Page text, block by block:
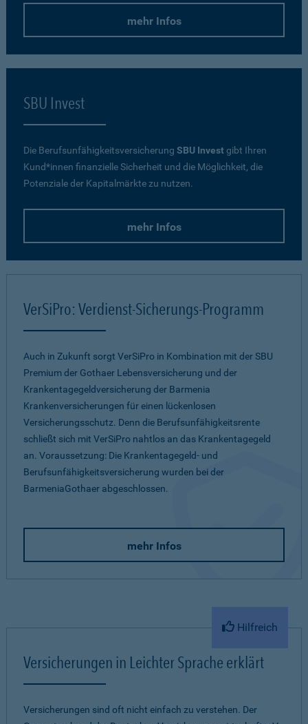
mehr Infos
SBU Invest
Die Berufsunfähigkeitsversicherung SBU Investgibt Ihren
Kund*innen finanzielle Sicherheit und die Möglichkeit, die
Potenziale der Kapitalmärkte zu nutzen.
mehr Infos
VerSiPro: Verdienst-Sicherungs-Programm
Auch in Zukunft sorgt VerSiPro in Kombination mit der SBU
Premium der Gothaer Lebensversicherung und der
Krankentagegeldversicherung der Barmenia
Krankenversicherungen für einen lückenlosen
Versicherungsschutz. Denn die Berufsunfähigkeitsrente
schließt sich mit VerSiPro nahtlos an das Krankentagegeld
an. Voraussetzung: Die Krankentagegeld- und
Berufsunfähigkeitsversicherung wurden bei der
BarmeniaGothaer abgeschlossen.
mehr Infos
Hilfreich
Versicherungen in Leichter Sprache erklärt
Versicherungen sind oft nicht einfach zu verstehen. Der